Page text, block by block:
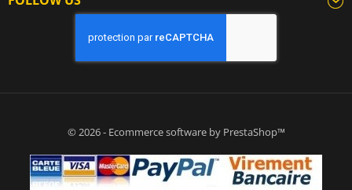
© 2026 - Ecommerce software by PrestaShop™